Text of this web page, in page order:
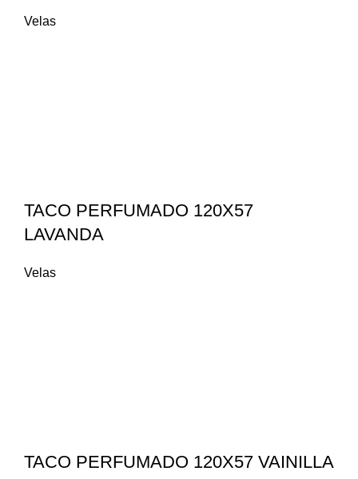
Velas
TACO PERFUMADO 120X57
LAVANDA
Velas
TACO PERFUMADO 120X57 VAINILLA